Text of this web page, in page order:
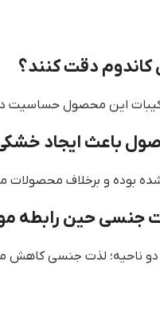
کاندوم دقت کنند؟
این محصول حساسیت
باعث ایجاد
شده بوده و برخلاف
جنسی حین رابطه
ناحیه؛ لذت جنسی کاهش